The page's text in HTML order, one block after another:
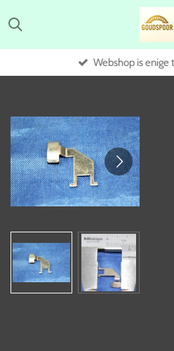
direct
hoofdinhoud
Webshop is enige tijd gesloten.